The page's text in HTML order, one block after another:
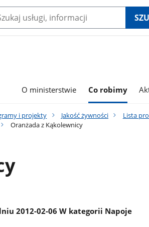
O ministerstwie Co robimy
i projekty Jakość żywności
Lista
Oranżada z Kąkolewnicy
2012-02-06 W kategorii Napoje